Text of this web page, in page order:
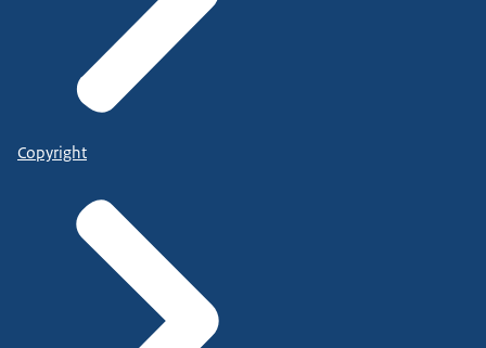
Copyright